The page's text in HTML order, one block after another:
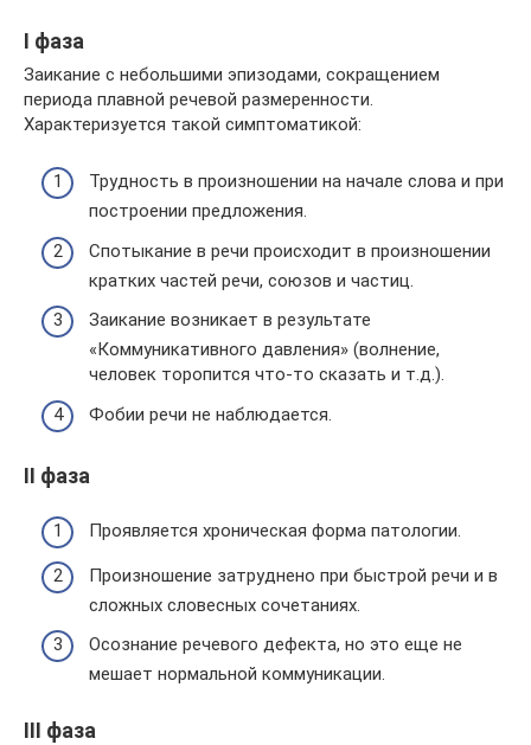
I фаза
Заикание с небольшими эпизодами, сокращением
периода плавной речевой размеренности.
Характеризуется такой симптоматикой:
Трудность в произношении на начале слова и при
построении предложения.
Спотыкание в речи происходит в произношении
кратких частей речи, союзов и частиц.
Заикание возникает в результате
«Коммуникативного давления» (волнение,
человек торопится что-то сказать и т.д.).
Фобии речи не наблюдается.
II фаза
Проявляется хроническая форма патологии.
Произношение затруднено при быстрой речи и в
сложных словесных сочетаниях.
Осознание речевого дефекта, но это еще не
мешает нормальной коммуникации.
III фаза